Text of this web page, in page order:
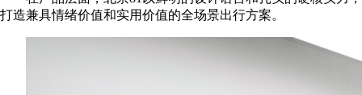
打造兼具情绪价值和实用价值的全场景出行方案。